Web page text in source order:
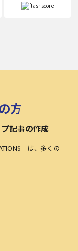
方
記事の作成
」は、多くの